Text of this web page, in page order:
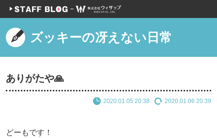
ズッキーの冴えない日常
ありがたや🙏
2020.01.05 20:38 2020.01.06 20:39
どーもです！